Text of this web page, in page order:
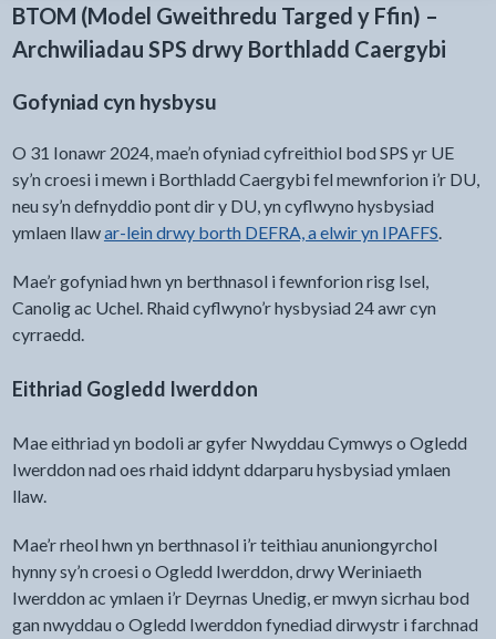
BTOM (Model Gweithredu Targed y Ffin) –
Archwiliadau SPS drwy Borthladd Caergybi
Gofyniad cyn hysbysu
O 31 Ionawr 2024, mae’n ofyniad cyfreithiol bod SPS yr UE
sy’n croesi i mewn i Borthladd Caergybi fel mewnforion i’r DU,
neu sy’n defnyddio pont dir y DU, yn cyflwyno hysbysiad
ymlaen llawar-lein drwy borth DEFRA, a elwir yn IPAFFS
Mae’r gofyniad hwn yn berthnasol i fewnforion risg Isel,
Canolig ac Uchel. Rhaid cyflwyno’r hysbysiad 24 awr cyn
cyrraedd.
Eithriad Gogledd Iwerddon
Mae eithriad yn bodoli ar gyfer Nwyddau Cymwys o Ogledd
Iwerddon nad oes rhaid iddynt ddarparu hysbysiad ymlaen
llaw.
Mae’r rheol hwn yn berthnasol i’r teithiau anuniongyrchol
hynny sy’n croesi o Ogledd Iwerddon, drwy Weriniaeth
Iwerddon ac ymlaen i’r Deyrnas Unedig, er mwyn sicrhau bod
gan nwyddau o Ogledd Iwerddon fynediad dirwystr i farchnad